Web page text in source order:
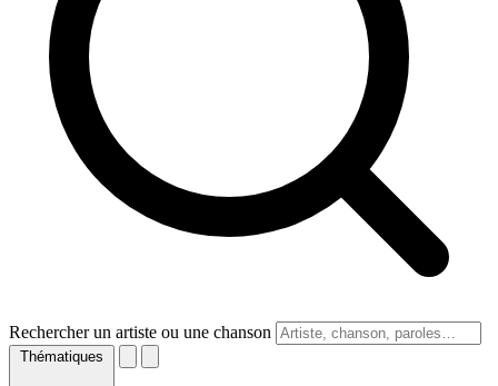
Rechercher un artiste ou une chanson
Thématiques